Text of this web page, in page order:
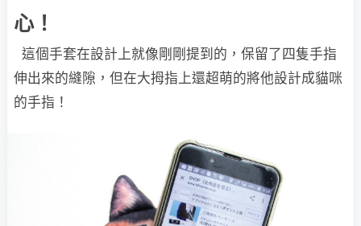
心！
這個手套在設計上就像剛剛提到的，保留了四隻手指
伸出來的縫隙，但在大拇指上還超萌的將他設計成貓咪
的手指！